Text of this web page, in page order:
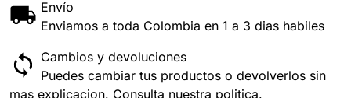
Envío
Enviamos a toda Colombia en 1 a 3 dias habiles
Cambios y devoluciones
Puedes cambiar tus productos o devolverlos sin
mas explicacion. Consulta nuestra politica.